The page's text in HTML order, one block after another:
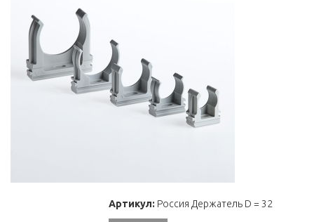
Артикул: Россия Держатель D = 32